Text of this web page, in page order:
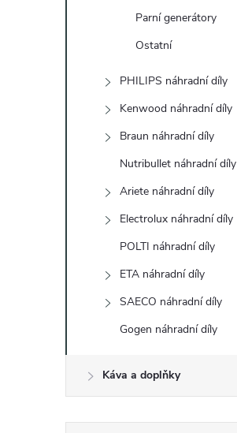
Parní generátory
Ostatní
PHILIPS náhradní díly
Kenwood náhradní díly
Braun náhradní díly
Nutribullet náhradní díly
Ariete náhradní díly
Electrolux náhradní díly
POLTI náhradní díly
ETA náhradní díly
SAECO náhradní díly
Gogen náhradní díly
Káva a doplňky